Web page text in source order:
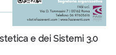
e dei Sistemi 3.0